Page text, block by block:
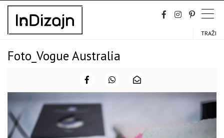
Skip
content
TRAŽI
Foto_Vogue Australia